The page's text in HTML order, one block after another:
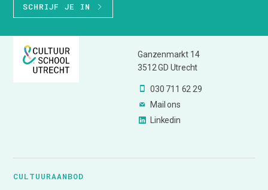
SCHRIJF JE IN
Ganzenmarkt 14
3512 GD Utrecht
030 711 62 29
Mail ons
Linkedin
CULTUURAANBOD